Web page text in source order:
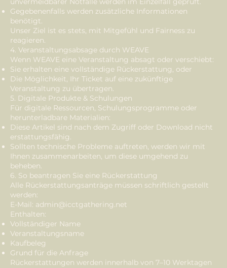
Gegebenenfalls werden zusätzliche Informationen
benötigt.
Unser Ziel ist es stets, mit Mitgefühl und Fairness zu
reagieren.
4. Veranstaltungsabsage durch WEAVE
Wenn WEAVE eine Veranstaltung absagt oder verschiebt:
Sie erhalten eine vollständige Rückerstattung, oder
Die Möglichkeit, Ihr Ticket auf eine zukünftige
Veranstaltung zu übertragen.
5. Digitale Produkte & Schulungen
Für digitale Ressourcen, Schulungsprogramme oder
herunterladbare Materialien:
Diese Artikel sind nach dem Zugriff oder Download nicht
erstattungsfähig.
Sollten technische Probleme auftreten, werden wir mit
Ihnen zusammenarbeiten, um diese umgehend zu
beheben.
6. So beantragen Sie eine Rückerstattung
Alle Rückerstattungsanträge müssen schriftlich gestellt
werden:
E-Mail: admin@icctgathering.net
Enthalten:
Vollständiger Name
Veranstaltungsname
Kaufbeleg
Grund für die Anfrage
Rückerstattungen werden innerhalb von 7–10 Werktagen